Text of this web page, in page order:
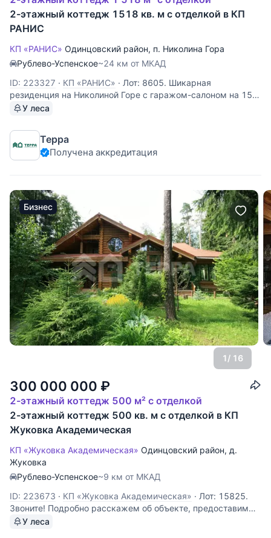
2-этажный коттедж 1518 кв. м с отделкой в КП
РАНИС
КП «РАНИС» Одинцовский район, п. Николина Гора
Рублево-Успенское~24 км от МКАД
ID: 223327 · КП «РАНИС» · Лот: 8605. Шикарная
резиденция на Николиной Горе с гаражом-салоном на 15
автомобилей, тренажерным залом, СПА-комплексом,
выполнены из высококачественных премиальных
материалов. На участке расположено
У леса
Терра
Получена аккредитация
Бизнес
1/ 16
300 000 000 ₽
2-этажный коттедж 500 м² с отделкой
2-этажный коттедж 500 кв. м с отделкой в КП
Жуковка Академическая
КП «Жуковка Академическая» Одинцовский район, д.
Жуковка
Рублево-Успенское~9 км от МКАД
ID: 223673 · КП «Жуковка Академическая» · Лот: 15825.
Звоните! Подробно расскажем об объекте, предоставим
всю необходимую информацию и оперативно покажем!
У леса